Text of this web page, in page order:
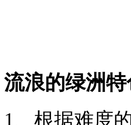
流浪的绿洲特
1、根据难度